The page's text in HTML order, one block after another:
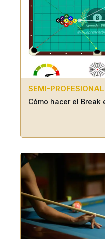
SEMI-PROFESIONAL
Cómo hacer el Break